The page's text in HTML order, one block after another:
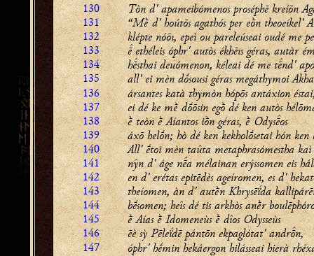
130 Tòn d' apameibómenos proséphē kreíōn
131 “Mḕ d' hoútōs agathós per eṑn theoeíkel'
132 klépte nóōı, epeì ou pareleúseai oudé me
133  ethéleis óphr' autòs ékhēıs géras, autàr
134 hsthai deuómenon, kéleai dé me tnd'
135 all' ei mèn dṓsousi géras megáthymoi
136 ársantes katà thymòn hópōs antáxion
137 ei dé ke mḕ dṓōsin egṑ dé ken autòs
138 ḕ teòn ḕ Aíantos iṑn géras, ḕ Odysos
139 áxō helṓn; hò dé ken kekholṓsetai hón
140 All' ḗtoi mèn taûta metaphrasómestha
141 nŷn d' áge na mélainan erýssomen eis
142 en d' erétas epitēdès ageíromen, es d'
143 theíomen, àn d' autḕn Khrysēḯda
144 bḗsomen; heîs dé tis arkhòs anḕr
145 ḕ Aías ḕ Idomeneùs ḕ dîos Odysseùs
146 ēè sỳ Pēleḯdē pántōn ekpaglótat' andrn,
147 óphr' hḗmin hekáergon hilásseai hierà